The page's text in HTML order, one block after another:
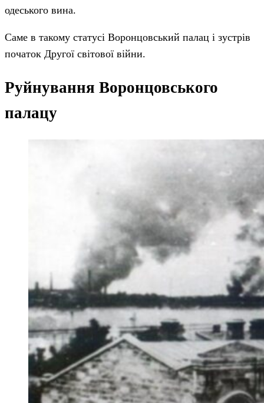
одеського вина.
Саме в такому статусі Воронцовський палац і зустрів
початок Другої світової війни.
Руйнування Воронцовського
палацу